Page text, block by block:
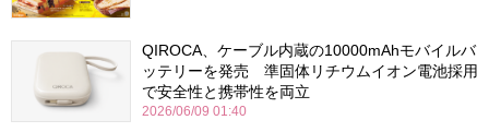
QIROCA、ケーブル内蔵の10000mAhモバイルバ
ッテリーを発売 準固体リチウムイオン電池採用
で安全性と携帯性を両立
2026/06/09 01:40